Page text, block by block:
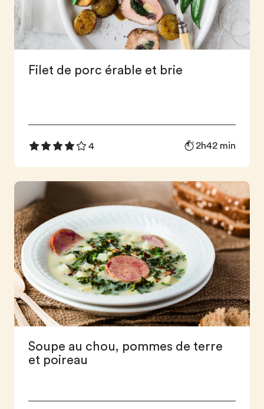
Filet de porc érable et brie
4 2h42 min
Soupe au chou, pommes de terre
et poireau